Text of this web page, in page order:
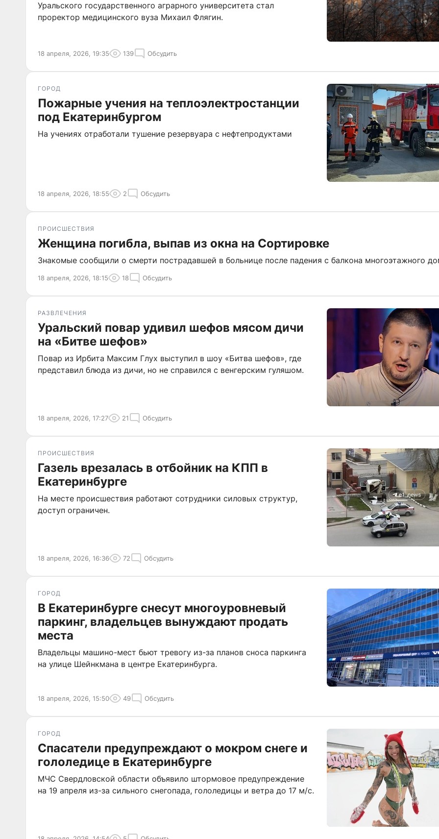
Уральского государственного аграрного университета стал
проректор медицинского вуза Михаил Флягин.
18 апреля, 2026, 19:35 139 Обсудить
ГОРОД
Пожарные учения на теплоэлектростанции
под Екатеринбургом
На учениях отработали тушение резервуара с нефтепродуктами
18 апреля, 2026, 18:55 2 Обсудить
ПРОИСШЕСТВИЯ
Женщина погибла, выпав из окна на Сортировке
Знакомые сообщили о смерти пострадавшей в больнице после падения с балкона многоэтажного
18 апреля, 2026, 18:15 18 Обсудить
РАЗВЛЕЧЕНИЯ
Уральский повар удивил шефов мясом дичи
на «Битве шефов»
Повар из Ирбита Максим Глух выступил в шоу «Битва шефов», где
представил блюда из дичи, но не справился с венгерским гуляшом.
18 апреля, 2026, 17:27 21 Обсудить
ПРОИСШЕСТВИЯ
Газель врезалась в отбойник на КПП в
Екатеринбурге
На месте происшествия работают сотрудники силовых структур,
доступ ограничен.
18 апреля, 2026, 16:36 72 Обсудить
ГОРОД
В Екатеринбурге снесут многоуровневый
паркинг, владельцев вынуждают продать
места
Владельцы машино-мест бьют тревогу из-за планов сноса паркинга
на улице Шейнкмана в центре Екатеринбурга.
18 апреля, 2026, 15:50 49 Обсудить
ГОРОД
Спасатели предупреждают о мокром снеге и
гололедице в Екатеринбурге
МЧС Свердловской области объявило штормовое предупреждение
на 19 апреля из-за сильного снегопада, гололедицы и ветра до 17 м/с.